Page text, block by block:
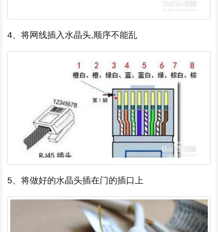
4、将网线插入水晶头,顺序不能乱
5、将做好的水晶头插在门的插口上